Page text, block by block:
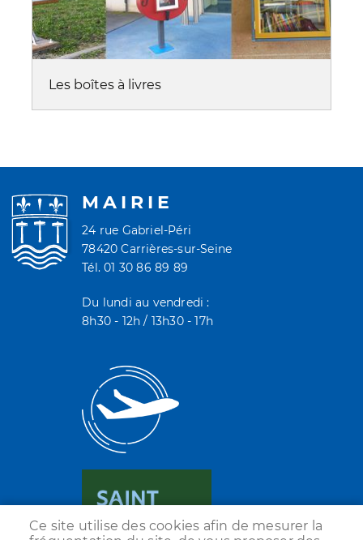
Les boîtes à livres
MAIRIE
24 rue Gabriel-Péri
78420 Carrières-sur-Seine
Tél. 01 30 86 89 89
Du lundi au vendredi :
8h30 - 12h / 13h30 - 17h
Ce site utilise des cookies afin de mesurer la